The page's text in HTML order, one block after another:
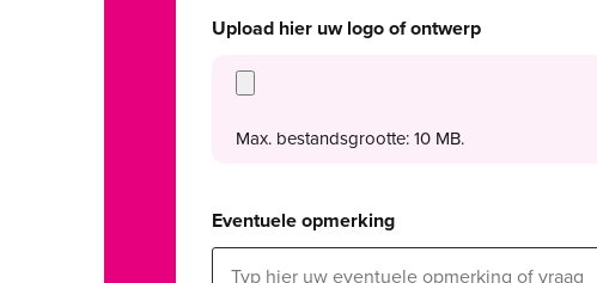
Upload hier uw logo of ontwerp
Max. bestandsgrootte: 10 MB.
Eventuele opmerking